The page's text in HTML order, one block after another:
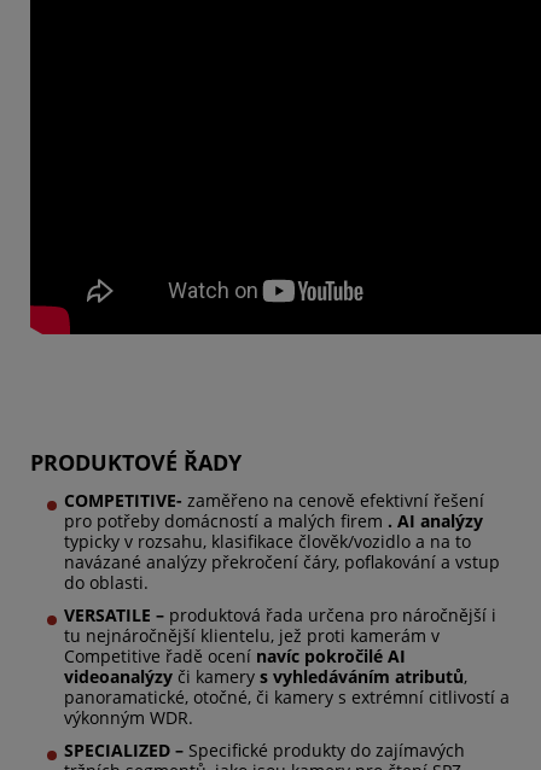
PRODUKTOVÉ ŘADY
COMPETITIVE- zaměřeno na cenově efektivní řešení
pro potřeby domácností a malých firem . AI analýzy
typicky v rozsahu, klasifikace člověk/vozidlo a na to
navázané analýzy překročení čáry, poflakování a vstup
do oblasti.
VERSATILE – produktová řada určena pro náročnější i
tu nejnáročnější klientelu, jež proti kamerám v
Competitive řadě ocení navíc pokročilé AI
videoanalýzy či kamery s vyhledáváním atributů,
panoramatické, otočné, či kamery s extrémní citlivostí a
výkonným WDR.
SPECIALIZED – Specifické produkty do zajímavých